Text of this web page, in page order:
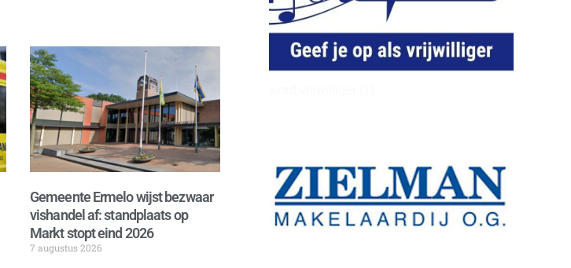
Gemeente Ermelo wijst bezwaar
vishandel af: standplaats op
Markt stopt eind 2026
7 augustus 2026